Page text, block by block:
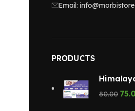
Email:
PRODUCTS
80.00